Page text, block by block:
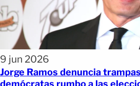
9 jun 2026
Jorge Ramos denuncia
demócratas rumbo a las